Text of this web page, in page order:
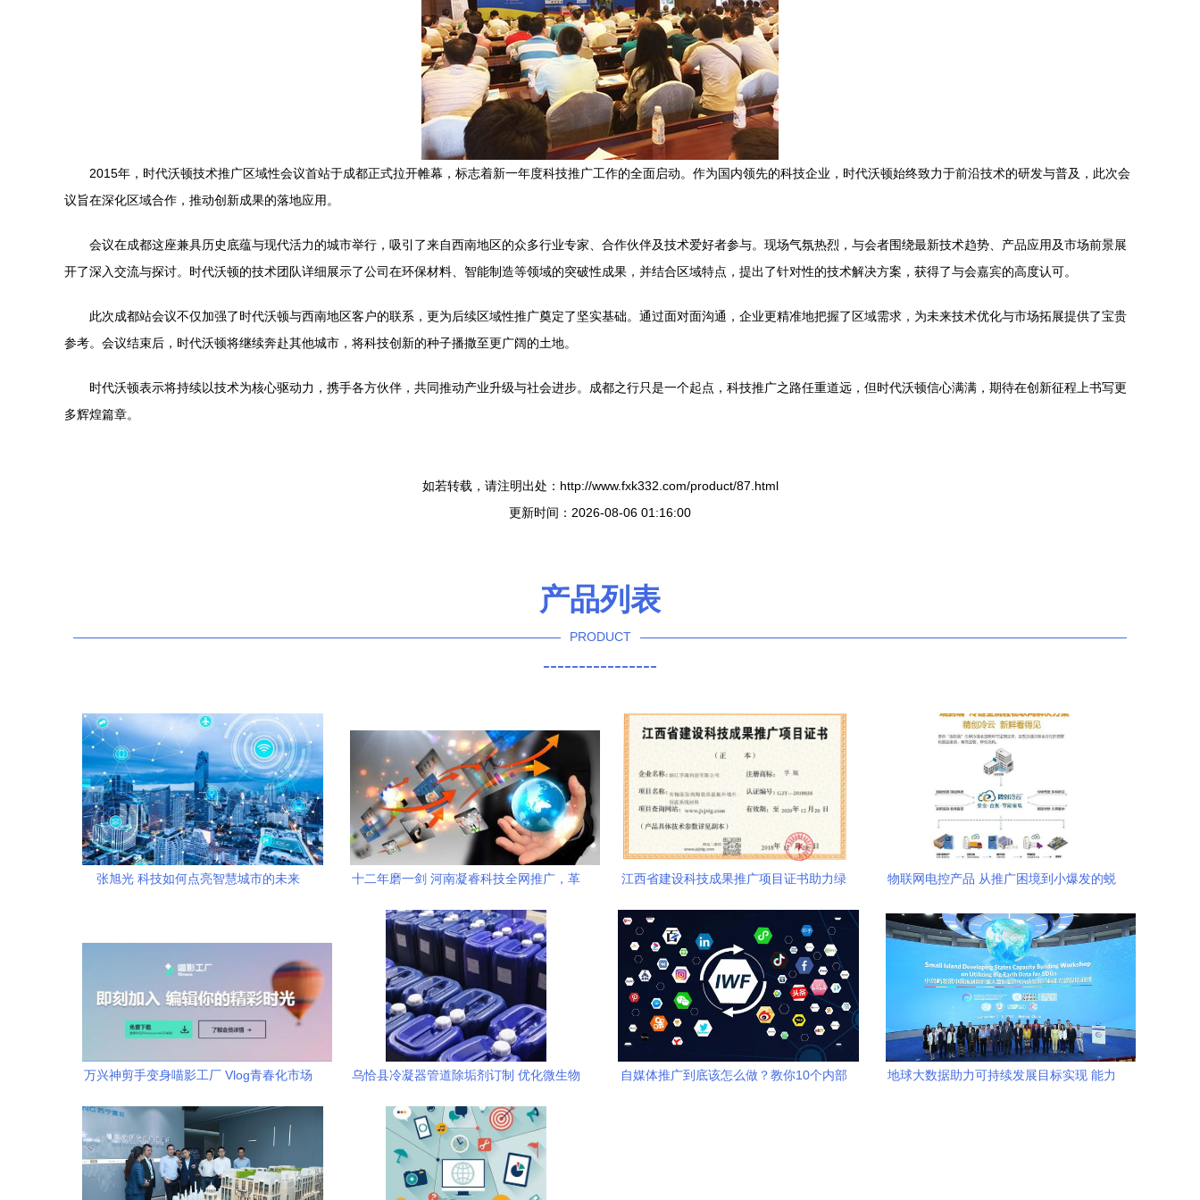
2015年，时代沃顿技术推广区域性会议首站于成都正式拉开帷幕，标志着新一年度科技推广工作的全面启动。作为国内领先的科技企业，时代沃顿始终致力于前沿技术的研发与普及，此次会
议旨在深化区域合作，推动创新成果的落地应用。
会议在成都这座兼具历史底蕴与现代活力的城市举行，吸引了来自西南地区的众多行业专家、合作伙伴及技术爱好者参与。现场气氛热烈，与会者围绕最新技术趋势、产品应用及市场前景展
开了深入交流与探讨。时代沃顿的技术团队详细展示了公司在环保材料、智能制造等领域的突破性成果，并结合区域特点，提出了针对性的技术解决方案，获得了与会嘉宾的高度认可。
此次成都站会议不仅加强了时代沃顿与西南地区客户的联系，更为后续区域性推广奠定了坚实基础。通过面对面沟通，企业更精准地把握了区域需求，为未来技术优化与市场拓展提供了宝贵
参考。会议结束后，时代沃顿将继续奔赴其他城市，将科技创新的种子播撒至更广阔的土地。
时代沃顿表示将持续以技术为核心驱动力，携手各方伙伴，共同推动产业升级与社会进步。成都之行只是一个起点，科技推广之路任重道远，但时代沃顿信心满满，期待在创新征程上书写更
多辉煌篇章。
如若转载，请注明出处：http://www.fxk332.com/product/87.html
更新时间：2026-08-06 01:16:00
产品列表
PRODUCT
----------------
张旭光 科技如何点亮智慧城市的未来
十二年磨一剑 河南凝睿科技全网推广，革
江西省建设科技成果推广项目证书助力绿
网技术服务融合实践
物联网电控产品 从推广困境到小爆发的蜕
万兴神剪手变身喵影工厂 Vlog青春化市场
乌恰县冷凝器管道除垢剂订制 优化微生物
自媒体推广到底该怎么做？教你10个内部
地球大数据助力可持续发展目标实现 能力